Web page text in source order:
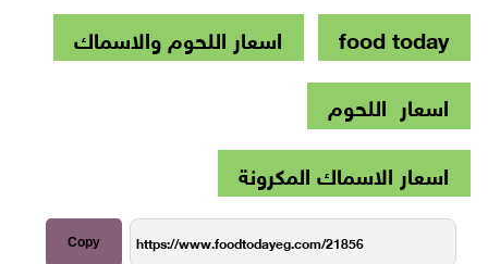
food today
اسعار اللحوم والاسماك
اسعار اللحوم
اسعار الاسماك المكرونة
Copy